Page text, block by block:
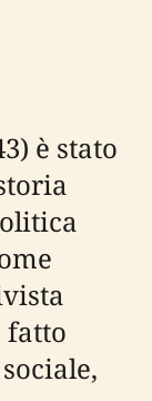
è stato
fatto